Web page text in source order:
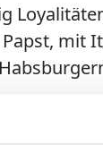
mit
den